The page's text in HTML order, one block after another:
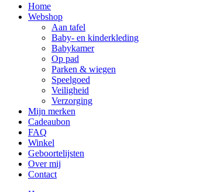
Home
Webshop
Aan tafel
Baby- en kinderkleding
Babykamer
Op pad
Parken & wiegen
Speelgoed
Veiligheid
Verzorging
Mijn merken
Cadeaubon
FAQ
Winkel
Geboortelijsten
Over mij
Contact